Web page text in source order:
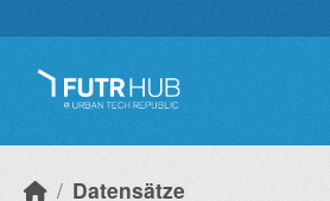
Datensätze